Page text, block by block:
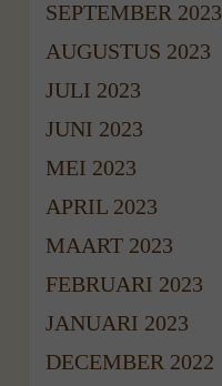
SEPTEMBER 2023
AUGUSTUS 2023
JULI 2023
JUNI 2023
MEI 2023
APRIL 2023
MAART 2023
FEBRUARI 2023
JANUARI 2023
DECEMBER 2022